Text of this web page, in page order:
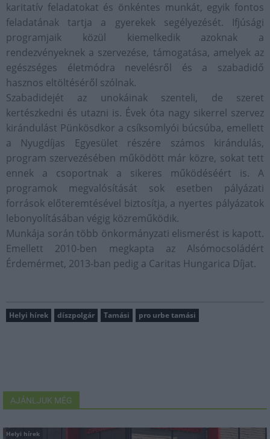
karitatív feladatokat és önkéntes munkát, egyik fontos
feladatának tartja a gyerekek segélyezését. Ifjúsági
programjaik közül kiemelkedik azoknak a
rendezvényeknek a szervezése, támogatása, amelyek az
egészséges életmódra nevelésről és a szabadidő
hasznos eltöltéséről szólnak.
Szabadidejét az unokáinak szenteli, de szeret
kertészkedni és utazni is. Évek óta nagy sikerrel szervez
kirándulást Pünkösdkor a csíksomlyói búcsúba, emellett
a Nyugdíjas Egyesület részére számos kirándulás,
program szervezésében működött már közre, sokat tett
ennek a csoportnak a sikeres működéséért is. A
programok megvalósítását sok esetben pályázati
források előteremtésével biztosítja, a nyertes pályázatok
lebonyolításában végig közreműködik.
Munkája során több önkormányzati elismerést is kapott.
Emellett 2010-ben megkapta az Alsómocsoládért
Érdemérmet, 2013-ban pedig a Caritas Hungarica Díjat.
Helyi hírek díszpolgár Tamási pro urbe tamási
AJÁNLJUK MÉG
Helyi hírek